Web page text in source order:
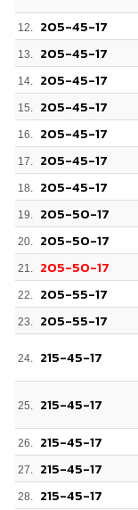
12. 205-45-17
13. 205-45-17
14. 205-45-17
15. 205-45-17
16. 205-45-17
17. 205-45-17
18. 205-45-17
19. 205-50-17
20. 205-50-17
21. 205-50-17
22. 205-55-17
23. 205-55-17
24. 215-45-17
25. 215-45-17
26. 215-45-17
27. 215-45-17
28. 215-45-17